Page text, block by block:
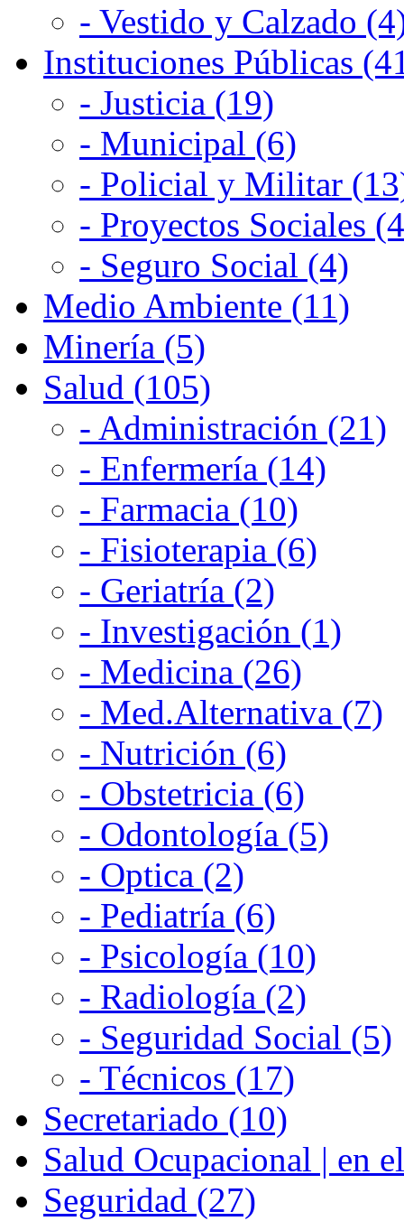
- Vestido y Calzado
Instituciones Públicas
- Justicia (19)
- Municipal (6)
- Policial y Militar
- Proyectos Sociales
- Seguro Social (4)
Medio Ambiente (11)
Minería (5)
Salud (105)
- Administración (21)
- Enfermería (14)
- Farmacia (10)
- Fisioterapia (6)
- Geriatría (2)
- Investigación (1)
- Medicina (26)
- Med.Alternativa (7)
- Nutrición (6)
- Obstetricia (6)
- Odontología (5)
- Optica (2)
- Pediatría (6)
- Psicología (10)
- Radiología (2)
- Seguridad Social (5)
- Técnicos (17)
Secretariado (10)
Salud Ocupacional | en
Seguridad (27)